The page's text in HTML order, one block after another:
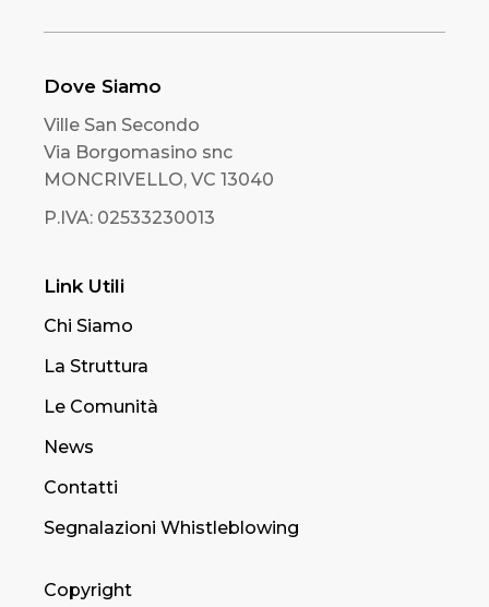
Dove Siamo
Ville San Secondo
Via Borgomasino snc
MONCRIVELLO, VC 13040
P.IVA: 02533230013
Link Utili
Chi Siamo
La Struttura
Le Comunità
News
Contatti
Segnalazioni Whistleblowing
Copyright